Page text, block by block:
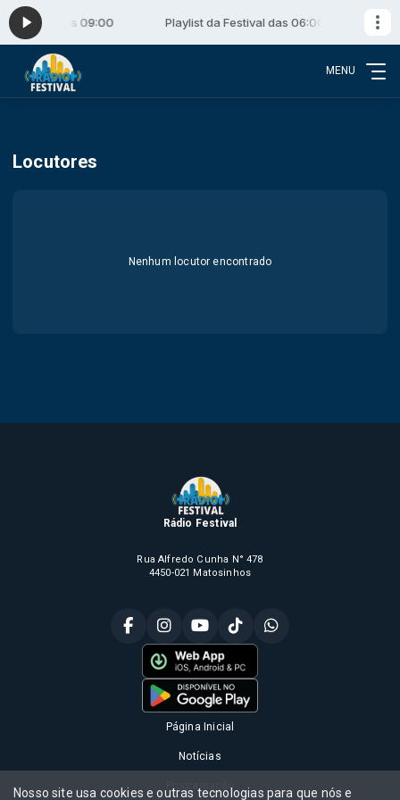
das 06:00 às 09:00 Playlist da Festival das 06:00 às 09:00
MENU
Locutores
Nenhum locutor encontrado
Rádio Festival
Rua Alfredo Cunha N° 478
4450-021 Matosinhos
Página Inicial
Notícias
Programação
Nosso site usa cookies e outras tecnologias para que nós e